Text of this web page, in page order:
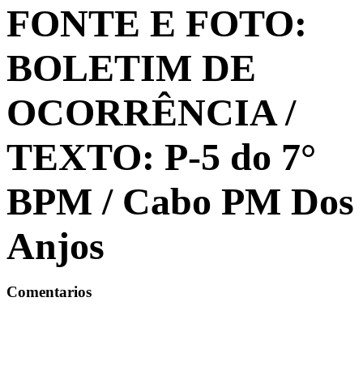
FONTE E FOTO:
BOLETIM DE
OCORRÊNCIA /
TEXTO: P-5 do 7°
BPM / Cabo PM Dos
Anjos
Comentarios